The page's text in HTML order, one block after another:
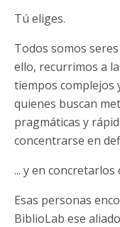
Tú eliges.
Todos somos
ello, recurrimos a
tiempos complejos
quienes buscan
pragmáticas y
concentrarse en
... y en
Esas personas
BiblioLab ese